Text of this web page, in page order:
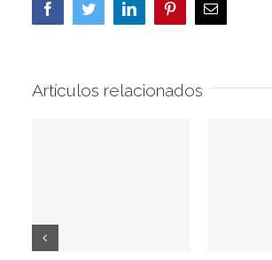
FacebookTwitterLinkedInPinterestCorreo
electrónico
Artículos relacionados